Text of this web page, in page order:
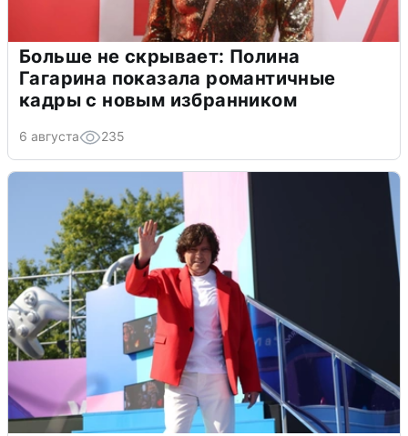
Больше не скрывает: Полина
Гагарина показала романтичные
кадры с новым избранником
6 августа 235